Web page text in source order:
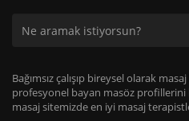
Bağımsız çalışıp bireysel olarak
profesyonel bayan masöz profillerini
masaj sitemizde en iyi masaj